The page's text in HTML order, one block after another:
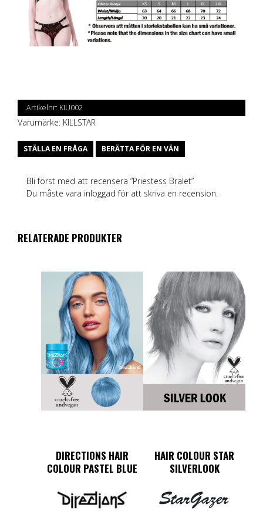
Artikelnr: KIU002
Varumärke: KILLSTAR
STÄLLA EN FRÅGA BERÄTTA FÖR EN VÄN
Bli först med att recensera ”Priestess Bralet”
Du måste vara inloggad för att skriva en recension.
RELATERADE PRODUKTER
DIRECTIONS HAIR
COLOUR PASTEL BLUE
HAIR COLOUR STAR
SILVERLOOK